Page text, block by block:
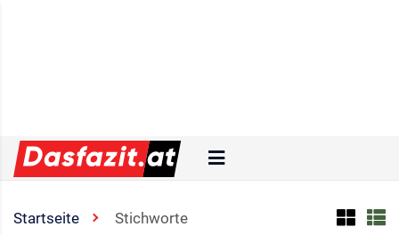
Startseite Stichworte